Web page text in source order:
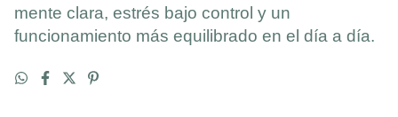
mente clara, estrés bajo control y un
funcionamiento más equilibrado en el día a día.